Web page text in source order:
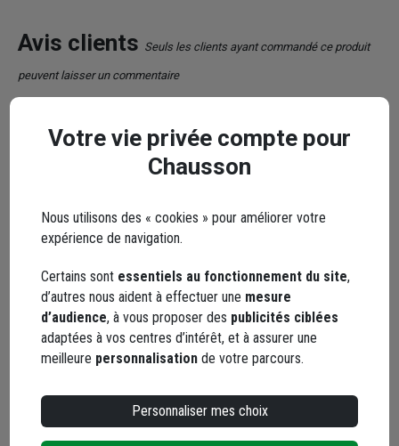
Avis clients Seuls les clients ayant commandé ce produit
peuvent laisser un commentaire
4,8 / 5
4 avis
5 / 5
Le 25/02/2026
Par Yannick M. , DOUE EN ANJOU
5 / 5
Conforme.
Le 29/10/2025
Votre vie privée compte pour
Chausson
Nous utilisons des « cookies » pour améliorer votre
expérience de navigation.
Certains sont essentiels au fonctionnement du site,
d’autres nous aident à effectuer une mesure
d’audience, à vous proposer des publicités ciblées
adaptées à vos centres d’intérêt, et à assurer une
meilleure personnalisation de votre parcours.
Personnaliser mes choix